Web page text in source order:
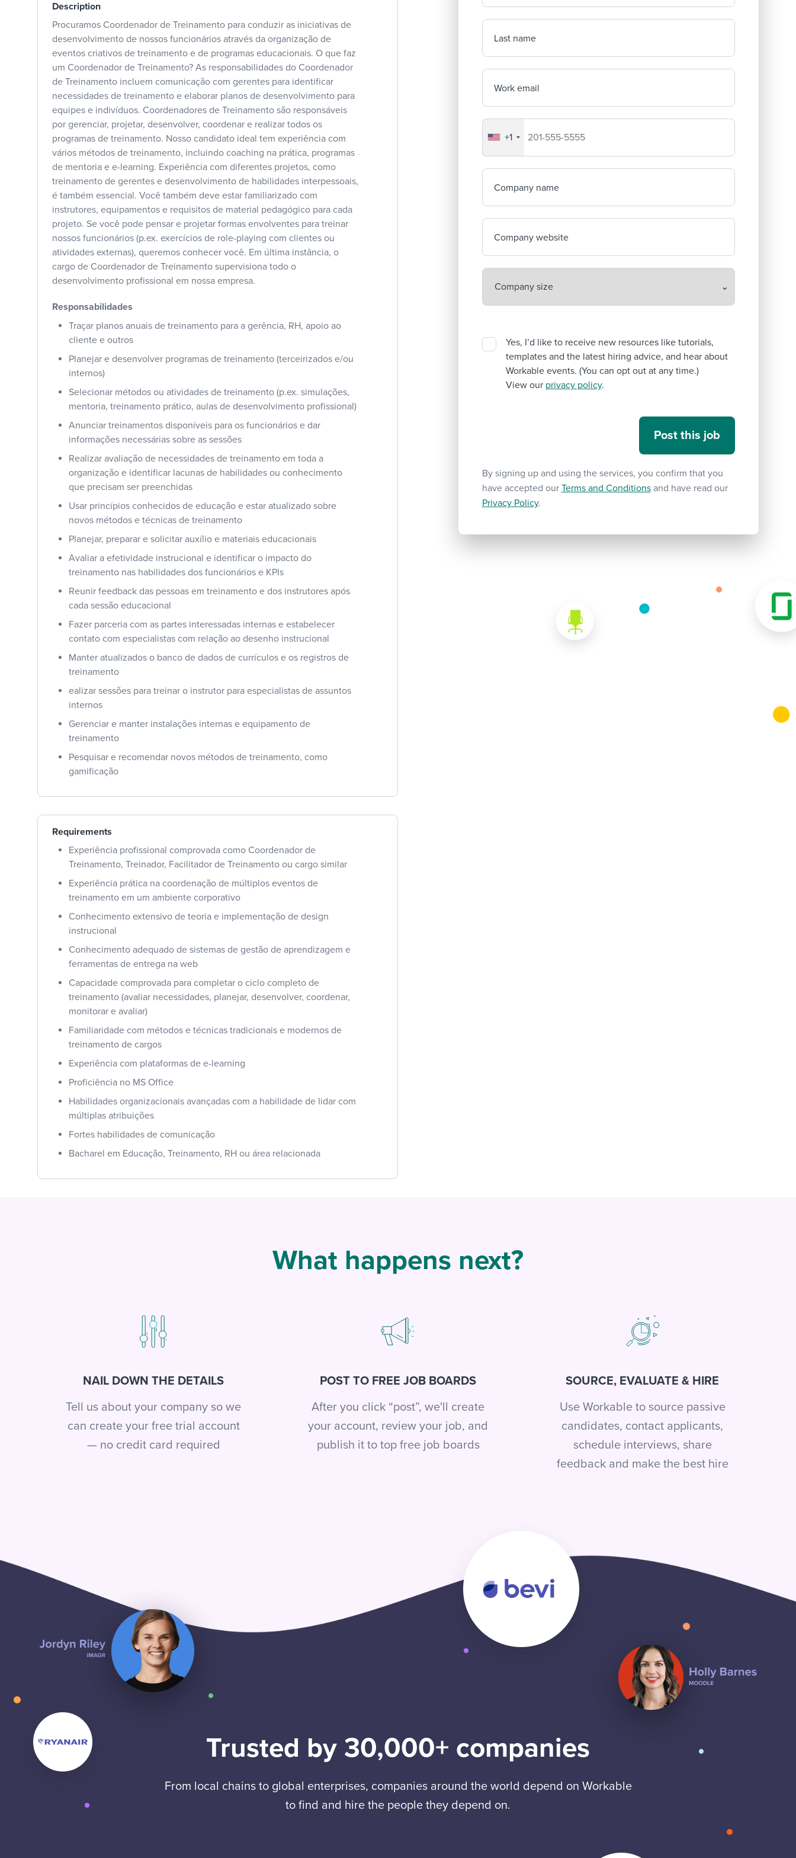
Description
Procuramos Coordenador de Treinamento para conduzir as iniciativas de
desenvolvimento de nossos funcionários através da organização de
eventos criativos de treinamento e de programas educacionais. O que faz
um Coordenador de Treinamento? As responsabilidades do Coordenador
de Treinamento incluem comunicação com gerentes para identificar
necessidades de treinamento e elaborar planos de desenvolvimento para
equipes e indivíduos. Coordenadores de Treinamento são responsáveis
por gerenciar, projetar, desenvolver, coordenar e realizar todos os
programas de treinamento. Nosso candidato ideal tem experiência com
vários métodos de treinamento, incluindo coaching na prática, programas
de mentoria e e-learning. Experiência com diferentes projetos, como
treinamento de gerentes e desenvolvimento de habilidades interpessoais,
é também essencial. Você também deve estar familiarizado com
instrutores, equipamentos e requisitos de material pedagógico para cada
projeto. Se você pode pensar e projetar formas envolventes para treinar
nossos funcionários (p.ex. exercícios de role-playing com clientes ou
atividades externas), queremos conhecer você. Em última instância, o
cargo de Coordenador de Treinamento supervisiona todo o
desenvolvimento profissional em nossa empresa.
Responsabilidades
Traçar planos anuais de treinamento para a gerência, RH, apoio ao
cliente e outros
Planejar e desenvolver programas de treinamento (terceirizados e/ou
internos)
Selecionar métodos ou atividades de treinamento (p.ex. simulações,
mentoria, treinamento prático, aulas de desenvolvimento profissional)
Anunciar treinamentos disponíveis para os funcionários e dar
informações necessárias sobre as sessões
Realizar avaliação de necessidades de treinamento em toda a
organização e identificar lacunas de habilidades ou conhecimento
que precisam ser preenchidas
Usar princípios conhecidos de educação e estar atualizado sobre
novos métodos e técnicas de treinamento
Planejar, preparar e solicitar auxílio e materiais educacionais
Avaliar a efetividade instrucional e identificar o impacto do
treinamento nas habilidades dos funcionários e KPIs
Reunir feedback das pessoas em treinamento e dos instrutores após
cada sessão educacional
Fazer parceria com as partes interessadas internas e estabelecer
contato com especialistas com relação ao desenho instrucional
Manter atualizados o banco de dados de currículos e os registros de
treinamento
ealizar sessões para treinar o instrutor para especialistas de assuntos
internos
Gerenciar e manter instalações internas e equipamento de
treinamento
Pesquisar e recomendar novos métodos de treinamento, como
gamificação
Requirements
Experiência profissional comprovada como Coordenador de
Treinamento, Treinador, Facilitador de Treinamento ou cargo similar
Experiência prática na coordenação de múltiplos eventos de
treinamento em um ambiente corporativo
Conhecimento extensivo de teoria e implementação de design
instrucional
Conhecimento adequado de sistemas de gestão de aprendizagem e
ferramentas de entrega na web
Capacidade comprovada para completar o ciclo completo de
treinamento (avaliar necessidades, planejar, desenvolver, coordenar,
monitorar e avaliar)
Familiaridade com métodos e técnicas tradicionais e modernos de
treinamento de cargos
Experiência com plataformas de e-learning
Proficiência no MS Office
Habilidades organizacionais avançadas com a habilidade de lidar com
múltiplas atribuições
Fortes habilidades de comunicação
Bacharel em Educação, Treinamento, RH ou área relacionada
Last name
Work email
Your company's phone number
+1
Company name
Company website
Yes, I’d like to receive new resources like tutorials,
templates and the latest hiring advice, and hear about
Workable events. (You can opt out at any time.)
View our privacy policy.
By signing up and using the services, you confirm that you
have accepted our Terms and Conditionsand have read our
Privacy Policy.
What happens next?
NAIL DOWN THE DETAILS
Tell us about your company so we
can create your free trial account
— no credit card required
POST TO FREE JOB BOARDS
After you click “post”, we'll create
your account, review your job, and
publish it to top free job boards
SOURCE, EVALUATE & HIRE
Use Workable to source passive
candidates, contact applicants,
schedule interviews, share
feedback and make the best hire
Trusted by 30,000+ companies
From local chains to global enterprises, companies around the world depend on Workable
to find and hire the people they depend on.